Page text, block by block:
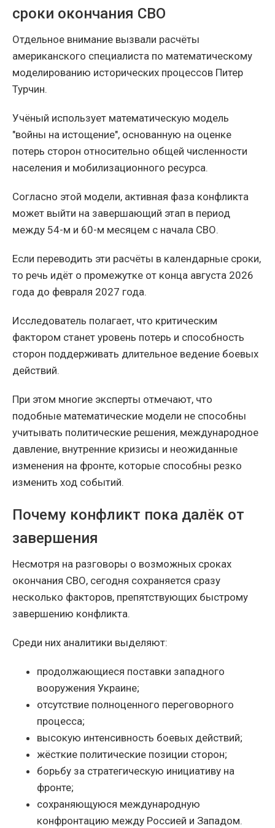
сроки окончания СВО
Отдельное внимание вызвали расчёты
американского специалиста по математическому
моделированию исторических процессов Питер
Турчин.
Учёный использует математическую модель
"войны на истощение", основанную на оценке
потерь сторон относительно общей численности
населения и мобилизационного ресурса.
Согласно этой модели, активная фаза конфликта
может выйти на завершающий этап в период
между 54-м и 60-м месяцем с начала СВО.
Если переводить эти расчёты в календарные сроки,
то речь идёт о промежутке от конца августа 2026
года до февраля 2027 года.
Исследователь полагает, что критическим
фактором станет уровень потерь и способность
сторон поддерживать длительное ведение боевых
действий.
При этом многие эксперты отмечают, что
подобные математические модели не способны
учитывать политические решения, международное
давление, внутренние кризисы и неожиданные
изменения на фронте, которые способны резко
изменить ход событий.
Почему конфликт пока далёк от
завершения
Несмотря на разговоры о возможных сроках
окончания СВО, сегодня сохраняется сразу
несколько факторов, препятствующих быстрому
завершению конфликта.
Среди них аналитики выделяют:
продолжающиеся поставки западного
вооружения Украине;
отсутствие полноценного переговорного
процесса;
высокую интенсивность боевых действий;
жёсткие политические позиции сторон;
борьбу за стратегическую инициативу на
фронте;
сохраняющуюся международную
конфронтацию между Россией и Западом.